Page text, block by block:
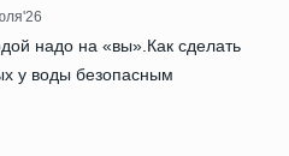
надо на «вы».Как сделать
у воды безопасным